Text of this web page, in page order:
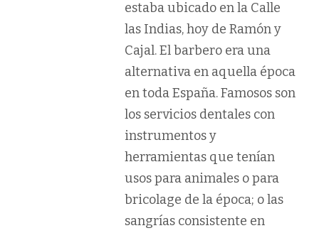
estaba ubicado en la Calle
las Indias, hoy de Ramón y
Cajal. El barbero era una
alternativa en aquella época
en toda España. Famosos son
los servicios dentales con
instrumentos y
herramientas que tenían
usos para animales o para
bricolage de la época; o las
sangrías consistente en